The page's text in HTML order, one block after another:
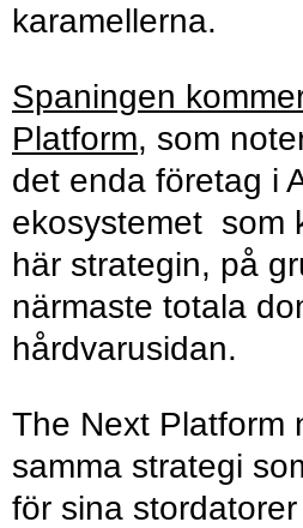
karamellerna.
Spaningen
Platform, som
det enda företag i
ekosystemet som
här strategin, på
närmaste totala
hårdvarusidan.
The Next Platform
samma strategi
för sina